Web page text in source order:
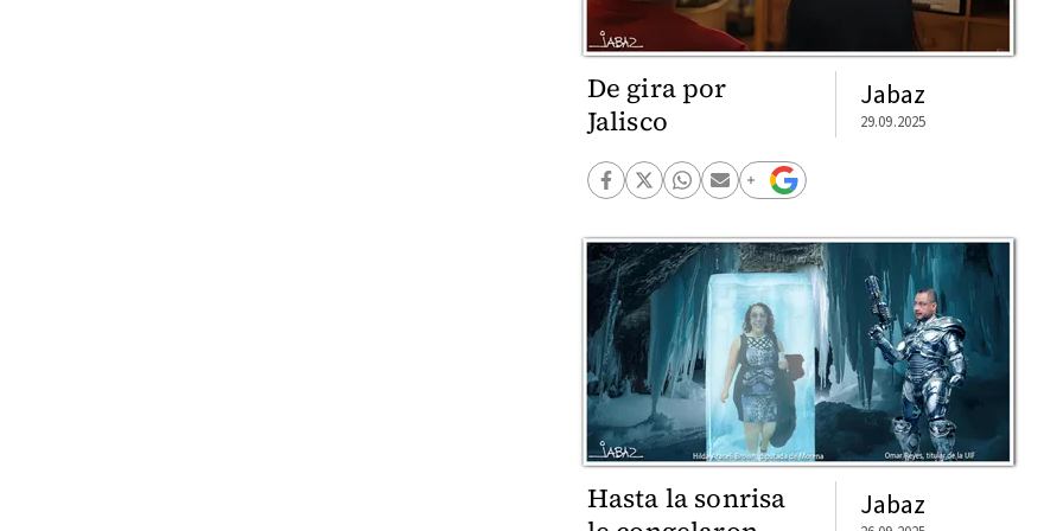
De gira por
Jalisco
Jabaz
29.09.2025
Hasta la sonrisa
Jabaz